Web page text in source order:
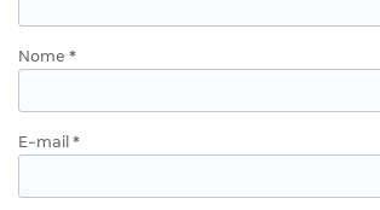
Nome *
E-mail *